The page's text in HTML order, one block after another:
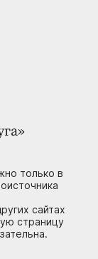
только в
сайтах
страницу